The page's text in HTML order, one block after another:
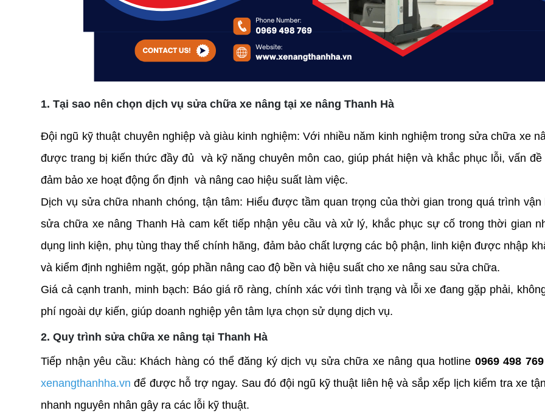
1. Tại sao nên chọn dịch vụ sửa chữa xe nâng tại xe nâng Thanh Hà
Đội ngũ kỹ thuật chuyên nghiệp và giàu kinh nghiệm: Với nhiều năm kinh nghiệm trong sửa chữa xe
được trang bị kiến thức đầy đủ  và kỹ năng chuyên môn cao, giúp phát hiện và khắc phục lỗi, vấn đề
đảm bảo xe hoạt động ổn định  và nâng cao hiệu suất làm việc.
Dịch vụ sửa chữa nhanh chóng, tận tâm: Hiểu được tầm quan trọng của thời gian trong quá trình vận
sửa chữa xe nâng Thanh Hà cam kết tiếp nhận yêu cầu và xử lý, khắc phục sự cố trong thời gian
dụng linh kiện, phụ tùng thay thế chính hãng, đảm bảo chất lượng các bộ phận, linh kiện được nhập
và kiểm định nghiêm ngặt, góp phần nâng cao độ bền và hiệu suất cho xe nâng sau sửa chữa.
Giá cả cạnh tranh, minh bạch: Báo giá rõ ràng, chính xác với tình trạng và lỗi xe đang gặp phải,
phí ngoài dự kiến, giúp doanh nghiệp yên tâm lựa chọn sử dụng dịch vụ.
2. Quy trình sửa chữa xe nâng tại Thanh Hà
Tiếp nhận yêu cầu: Khách hàng có thể đăng ký dịch vụ sửa chữa xe nâng qua hotline 0969 498 769
xenangthanhha.vn để được hỗ trợ ngay. Sau đó đội ngũ kỹ thuật liên hệ và sắp xếp lịch kiểm tra xe
nhanh nguyên nhân gây ra các lỗi kỹ thuật.